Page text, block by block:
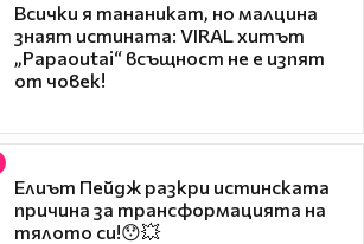
Всички я тананикат, но малцина
знаят истината: VIRAL хитът
„Papaoutai“ всъщност не е изпят
от човек!
Елиът Пейдж разкри истинската
причина за трансформацията на
тялото си!😯💥